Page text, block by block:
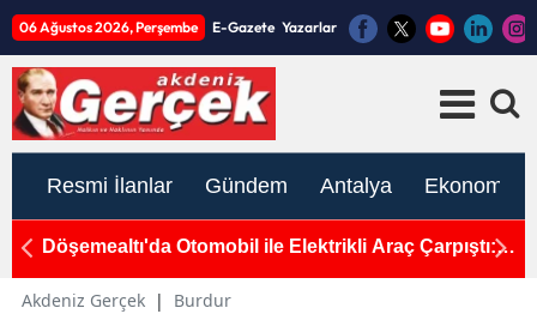
06 Ağustos 2026, Perşembe E-Gazete Yazarlar
Resmi İlanlar Gündem Antalya Ekonomi
Döşemealtı'da Otomobil ile Elektrikli Araç Çarpıştı: 2
Akdeniz Gerçek | Burdur